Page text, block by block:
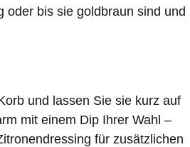
oder bis sie goldbraun sind und
und lassen Sie sie kurz auf
mit einem Dip Ihrer Wahl –
für zusätzlichen